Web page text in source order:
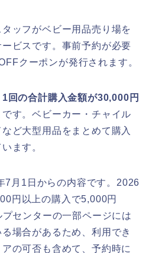
ッフがベビー用品売り場を
ビスです。事前予約が必要
クーポンが発行されます。
1回の合計購入金額が30,000円
す。ベビーカー・チャイル
ど大型用品をまとめて購入
ます。
7月1日からの内容です。2026
円以上の購入で5,000円
センターの一部ページには
場合があるため、利用でき
の可否も含めて、予約時に